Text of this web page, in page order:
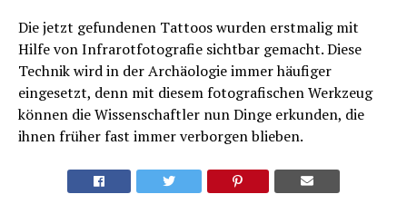
Die jetzt gefundenen Tattoos wurden erstmalig mit
Hilfe von Infrarotfotografie sichtbar gemacht. Diese
Technik wird in der Archäologie immer häufiger
eingesetzt, denn mit diesem fotografischen Werkzeug
können die Wissenschaftler nun Dinge erkunden, die
ihnen früher fast immer verborgen blieben.